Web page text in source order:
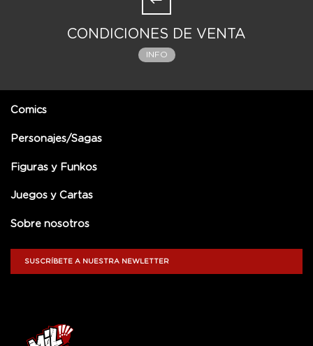
CONDICIONES DE VENTA
INFO
Comics
Personajes/Sagas
Figuras y Funkos
Juegos y Cartas
Sobre nosotros
SUSCRÍBETE A NUESTRA NEWLETTER